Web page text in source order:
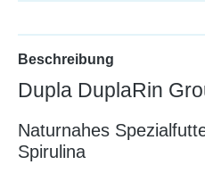
Beschreibung
Dupla DuplaRin
Naturnahes
Spirulina